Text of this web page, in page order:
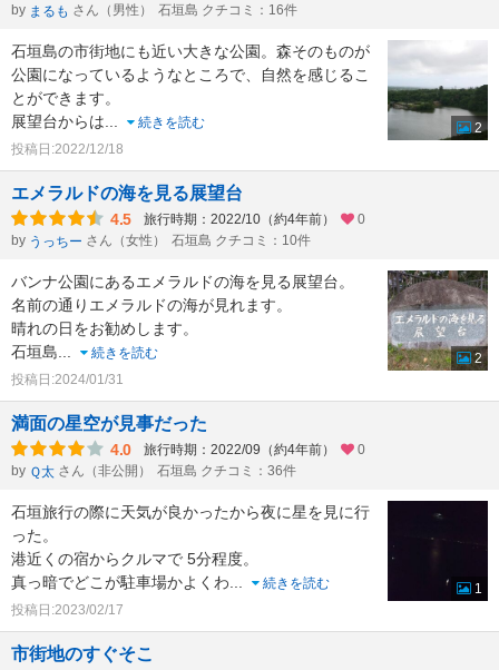
by まるも さん（男性） 石垣島 クチコミ：16件
石垣島の市街地にも近い大きな公園。森そのものが
公園になっているようなところで、自然を感じるこ
とができます。
展望台からは
続きを読む
投稿日:2022/12/18
2
エメラルドの海を見る展望台
4.5 旅行時期：2022/10（約4年前）
0
by うっちー さん（女性） 石垣島 クチコミ：10件
バンナ公園にあるエメラルドの海を見る展望台。
名前の通りエメラルドの海が見れます。
晴れの日をお勧めします。
石垣島
続きを読む
投稿日:2024/01/31
2
満面の星空が見事だった
4.0 旅行時期：2022/09（約4年前）
0
by Ｑ太 さん（非公開） 石垣島 クチコミ：36件
石垣旅行の際に天気が良かったから夜に星を見に行
った。
港近くの宿からクルマで 5分程度。
真っ暗でどこが駐車場かよくわ
続きを読む
投稿日:2023/02/17
1
市街地のすぐそこ